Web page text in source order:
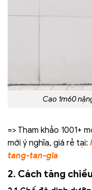
Cao 1m60
=> Tham khảo 1001+
mới ý nghĩa, giá rẻ tại:
tang-tan-gia
2. Cách tăng